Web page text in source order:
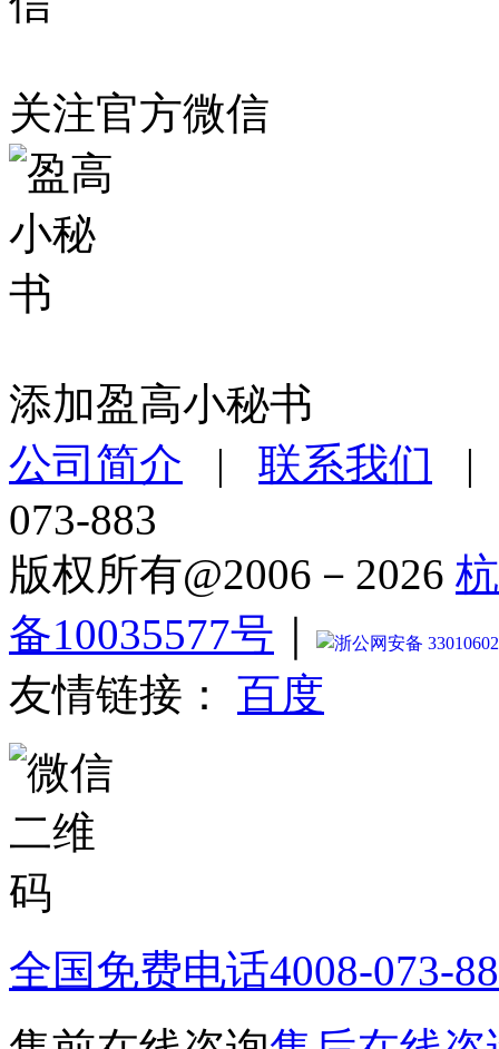
关注官方微信
添加盈高小秘书
公司简介 | 联系我们
073-883
版权所有@2006－2026
备10035577号
浙公网安备
友情链接： 百度
全国免费电话4008-073-